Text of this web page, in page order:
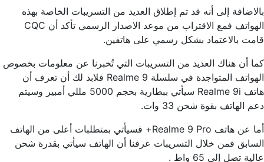
بالاضافة إلى أنه قد تم إطلاق العديد من التسريبات الخاصة بهذه
الهواتف فمع الاقتراب من موعد الاصدار الرسمي تأكد أن CQC
قامت بالاعتماد بشكل رسمي على هاتفين.
كما أن هناك العديد من التسريبات التي تُخبرنا عن معلومات بخصوص
الهواتف المتواجدة في سلسلة Realme 9 فلابد لك أن تعرف أن
هاتف Realme 9i سيأتي ببطارية بحجم 5000 مللي أمبير وسيتم
دعم الهاتف بقوة شحن 33 وات.
أما عن هاتف Realme 9 Pro+ فسيأتي بمتطلبات أعلى من الهاتف
السابق فمن خلال التسريبات عرفنا أن الهاتف سيأتي بقدرة شحن
عالية تصل إلى 65 واط .